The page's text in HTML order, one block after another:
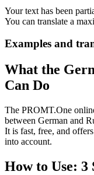
Your text has been
You can translate a
Examples and
What the
Can Do
The PROMT.One
between German and
It is fast, free, and
into account.
How to Use: 3